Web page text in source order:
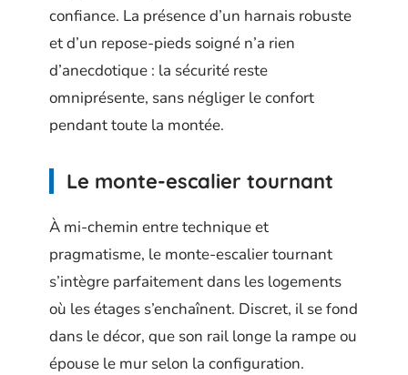
confiance. La présence d’un harnais robuste
et d’un repose-pieds soigné n’a rien
d’anecdotique : la sécurité reste
omniprésente, sans négliger le confort
pendant toute la montée.
Le monte-escalier tournant
À mi-chemin entre technique et
pragmatisme, le monte-escalier tournant
s’intègre parfaitement dans les logements
où les étages s’enchaînent. Discret, il se fond
dans le décor, que son rail longe la rampe ou
épouse le mur selon la configuration.